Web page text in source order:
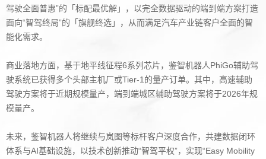
驾驶全面普惠”的「标配最优解」，以完全数据驱动的端到端方案打造
面向“智驾终局”的「旗舰终选」，从而满足汽车产业链客户全面的智
能化需求。
商业落地方面，基于地平线征程6系列芯片，鉴智机器人PhiGo辅助驾
驶系统已获得多个头部主机厂或Tier-1的量产订单。其中，高速辅助
驾驶方案将于近期规模量产，端到端城区辅助驾驶方案将于2026年规
模量产。
未来，鉴智机器人将继续与岚图等标杆客户深度合作，共建数据闭环
体系与AI基础设施，以技术创新推动“智驾平权”，实现“Easy Mobility